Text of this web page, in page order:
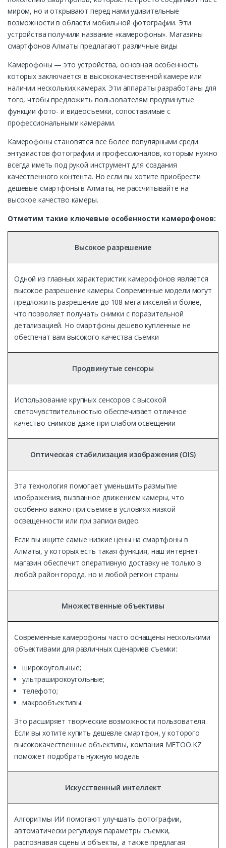
миром, но и открывают перед нами удивительные
возможности в области мобильной фотографии. Эти
устройства получили название «камерофоны». Магазины
смартфонов Алматы предлагают различные виды
Камерофоны — это устройства, основная особенность
которых заключается в высококачественной камере или
наличии нескольких камерах. Эти аппараты разработаны для
того, чтобы предложить пользователям продвинутые
функции фото- и видеосъемки, сопоставимые с
профессиональными камерами.
Камерофоны становятся все более популярными среди
энтузиастов фотографии и профессионалов, которым нужно
всегда иметь под рукой инструмент для создания
качественного контента. Но если вы хотите приобрести
дешевые смартфоны в Алматы, не рассчитывайте на
высокое качество камеры.
Отметим такие ключевые особенности камерофонов:
Высокое разрешение
Одной из главных характеристик камерофонов является
высокое разрешение камеры. Современные модели могут
предложить разрешение до 108 мегапикселей и более,
что позволяет получать снимки с поразительной
детализацией. Но смартфоны дешево купленные не
обеспечат вам высокого качества съемки
Продвинутые сенсоры
Использование крупных сенсоров с высокой
светочувствительностью обеспечивает отличное
качество снимков даже при слабом освещении
Оптическая стабилизация изображения (OIS)
Эта технология помогает уменьшить размытие
изображения, вызванное движением камеры, что
особенно важно при съемке в условиях низкой
освещенности или при записи видео.
Если вы ищите самые низкие цены на смартфоны в
Алматы, у которых есть такая функция, наш интернет-
магазин обеспечит оперативную доставку не только в
любой район города, но и любой регион страны
Множественные объективы
Современные камерофоны часто оснащены несколькими
объективами для различных сценариев съемки:
широкоугольные;
ультраширокоугольные;
телефото;
макрообъективы.
Это расширяет творческие возможности пользователя.
Если вы хотите купить дешевле смартфон, у которого
высококачественные объективы, компания METOO.KZ
поможет подобрать нужную модель
Искусственный интеллект
Алгоритмы ИИ помогают улучшать фотографии,
автоматически регулируя параметры съемки,
распознавая сцены и объекты, а также предлагая